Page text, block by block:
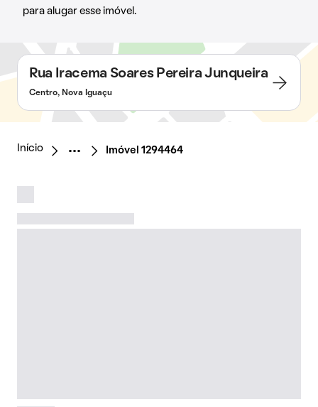
para alugar esse imóvel.
Rua Iracema Soares Pereira Junqueira
Centro, Nova Iguaçu
Início Imóvel 1294464